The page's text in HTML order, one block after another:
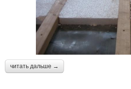
читать дальше →